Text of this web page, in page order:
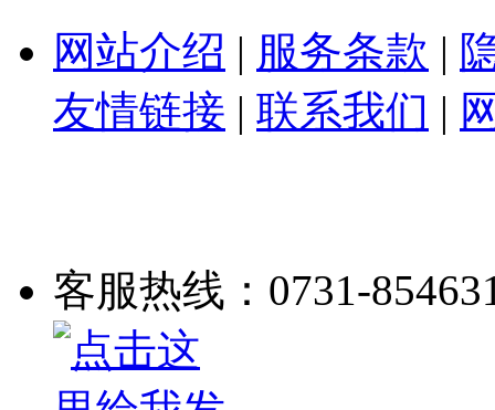
网站介绍 | 服务条款 |
友情链接 | 联系我们 |
客服热线：0731-